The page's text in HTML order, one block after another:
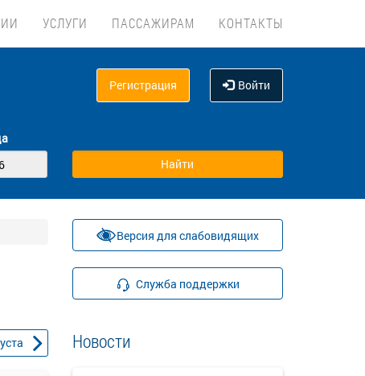
УСЛУГИ ПАССАЖИРАМ КОНТАКТЫ
Регистрация Войти
Версия для слабовидящих
Служба поддержки
Новости